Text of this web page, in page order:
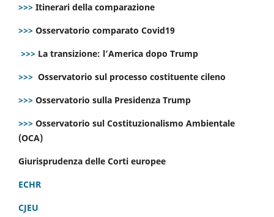
>>> Itinerari della comparazione
>>> Osservatorio comparato Covid19
>>> La transizione: l’America dopo Trump
>>> Osservatorio sul processo costituente cileno
>>> Osservatorio sulla Presidenza Trump
>>> Osservatorio sul Costituzionalismo Ambientale
(OCA)
Giurisprudenza delle Corti europee
ECHR
CJEU